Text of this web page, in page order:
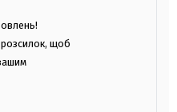
розсилок, щоб